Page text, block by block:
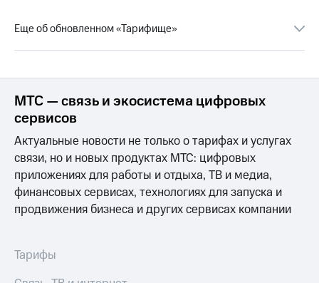
интернета,
другое
Семейная
группа
Скидка
на тарифы,
общие
подписки
и услуги,
доступ
безопасности
Всё
в Мой МТС
что
полезного
есть
в нашем
приложении
Еще об обновленном «Тарифище»
МТС — связь и экосистема цифровых
сервисов
Актуальные новости не только о тарифах и услугах
связи, но и новых продуктах МТС: цифровых
приложениях для работы и отдыха, ТВ и медиа,
финансовых сервисах, технологиях для запуска и
продвижения бизнеса и других сервисах компании
Тарифы